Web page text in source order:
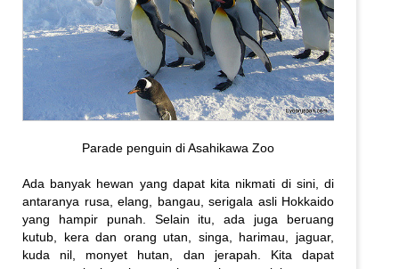
Parade penguin di Asahikawa Zoo
Ada banyak hewan yang dapat kita nikmati di sini, di
antaranya rusa, elang, bangau, serigala asli Hokkaido
yang hampir punah. Selain itu, ada juga beruang
kutub, kera dan orang utan, singa, harimau, jaguar,
kuda nil, monyet hutan, dan jerapah. Kita dapat